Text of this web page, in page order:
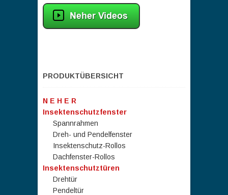
PRODUKTÜBERSICHT
N E H E R
Insektenschutzfenster
Spannrahmen
Dreh- und Pendelfenster
Insektenschutz-Rollos
Dachfenster-Rollos
Insektenschutztüren
Drehtür
Pendeltür